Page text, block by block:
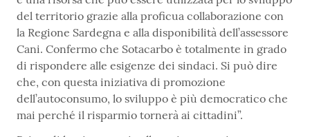
del territorio grazie alla proficua collaborazione con
la Regione Sardegna e alla disponibilità dell’assessore
Cani. Confermo che Sotacarbo è totalmente in grado
di rispondere alle esigenze dei sindaci. Si può dire
che, con questa iniziativa di promozione
dell’autoconsumo, lo sviluppo è più democratico che
mai perché il risparmio tornerà ai cittadini”.